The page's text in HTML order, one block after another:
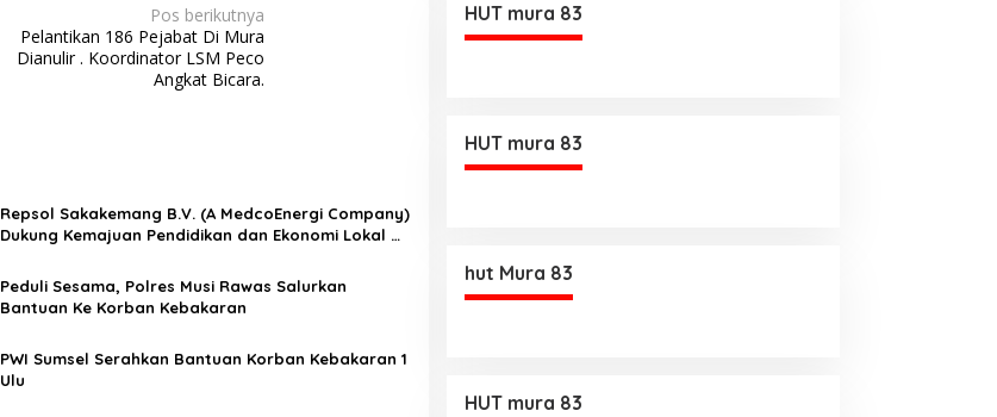
Pos berikutnya
Pelantikan 186 Pejabat Di Mura
Dianulir . Koordinator LSM Peco
Angkat Bicara.
Repsol Sakakemang B.V. (A MedcoEnergi Company)
Dukung Kemajuan Pendidikan dan Ekonomi Lokal di
Peduli Sesama, Polres Musi Rawas Salurkan
Bantuan Ke Korban Kebakaran
PWI Sumsel Serahkan Bantuan Korban Kebakaran 1
Ulu
HUT mura 83
HUT mura 83
hut Mura 83
HUT mura 83